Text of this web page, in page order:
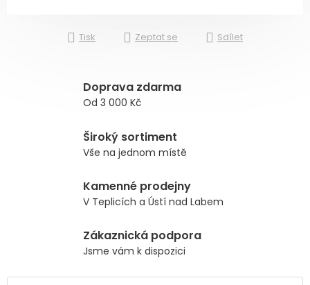
Tisk Zeptat se Sdílet
Doprava zdarma
Od 3 000 Kč
Široký sortiment
Vše na jednom místě
Kamenné prodejny
V Teplicích a Ústí nad Labem
Zákaznická podpora
Jsme vám k dispozici